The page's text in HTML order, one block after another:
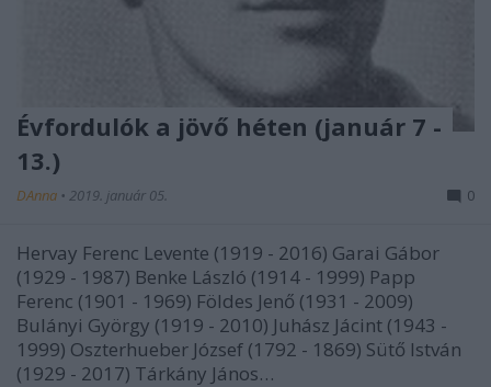
Évfordulók a jövő héten (január 7 -
13.)
DAnna • 2019. január 05. 0
Hervay Ferenc Levente (1919 - 2016) Garai Gábor
(1929 - 1987) Benke László (1914 - 1999) Papp
Ferenc (1901 - 1969) Földes Jenő (1931 - 2009)
Bulányi György (1919 - 2010) Juhász Jácint (1943 -
1999) Oszterhueber József (1792 - 1869) Sütő István
(1929 - 2017) Tárkány János…